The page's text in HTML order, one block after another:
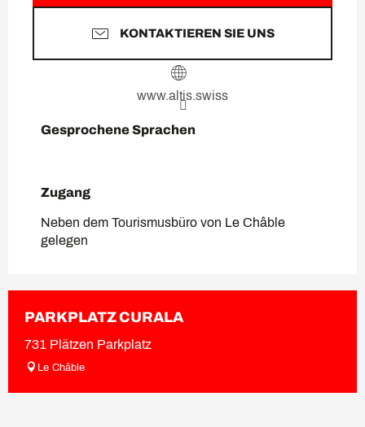
KONTAKTIEREN SIE UNS
www.altis.swiss
Gesprochene Sprachen
Gesprochene Sprachen
Zugang
Zugang
Neben dem Tourismusbüro von Le Châble
gelegen
PARKPLATZ CURALA
731 Plätzen Parkplatz
Le Châble